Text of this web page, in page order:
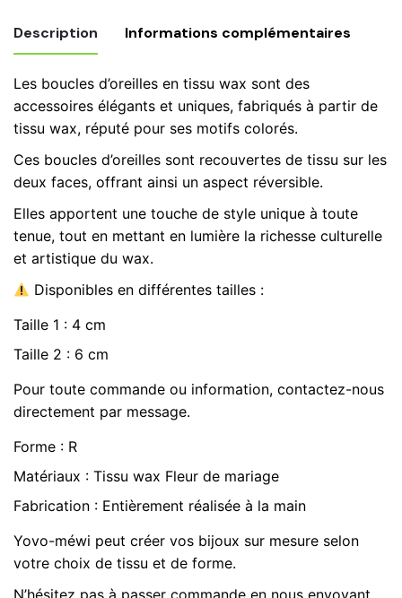
jaune,
wax
n.9
Description Informations complémentaires
Les boucles d’oreilles en tissu wax sont des
accessoires élégants et uniques, fabriqués à partir de
tissu wax, réputé pour ses motifs colorés.
Ces boucles d’oreilles sont recouvertes de tissu sur les
deux faces, offrant ainsi un aspect réversible.
Elles apportent une touche de style unique à toute
tenue, tout en mettant en lumière la richesse culturelle
et artistique du wax.
Disponibles en différentes tailles :
Taille 1 : 4 cm
Taille 2 : 6 cm
Pour toute commande ou information, contactez-nous
directement par message.
Forme : R
Matériaux : Tissu wax Fleur de mariage
Fabrication : Entièrement réalisée à la main
Yovo-méwi peut créer vos bijoux sur mesure selon
votre choix de tissu et de forme.
0,20 kg
Tailles
Boucles
4 cm, 6 cm, 7 cm